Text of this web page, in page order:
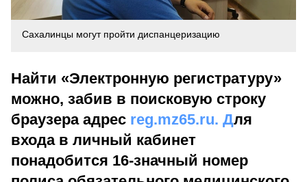
Сахалинцы могут пройти диспанцеризацию
Найти «Электронную регистратуру»
можно, забив в поисковую строку
браузера адрес reg.mz65.ru. Для
входа в личный кабинет
понадобится 16-значный номер